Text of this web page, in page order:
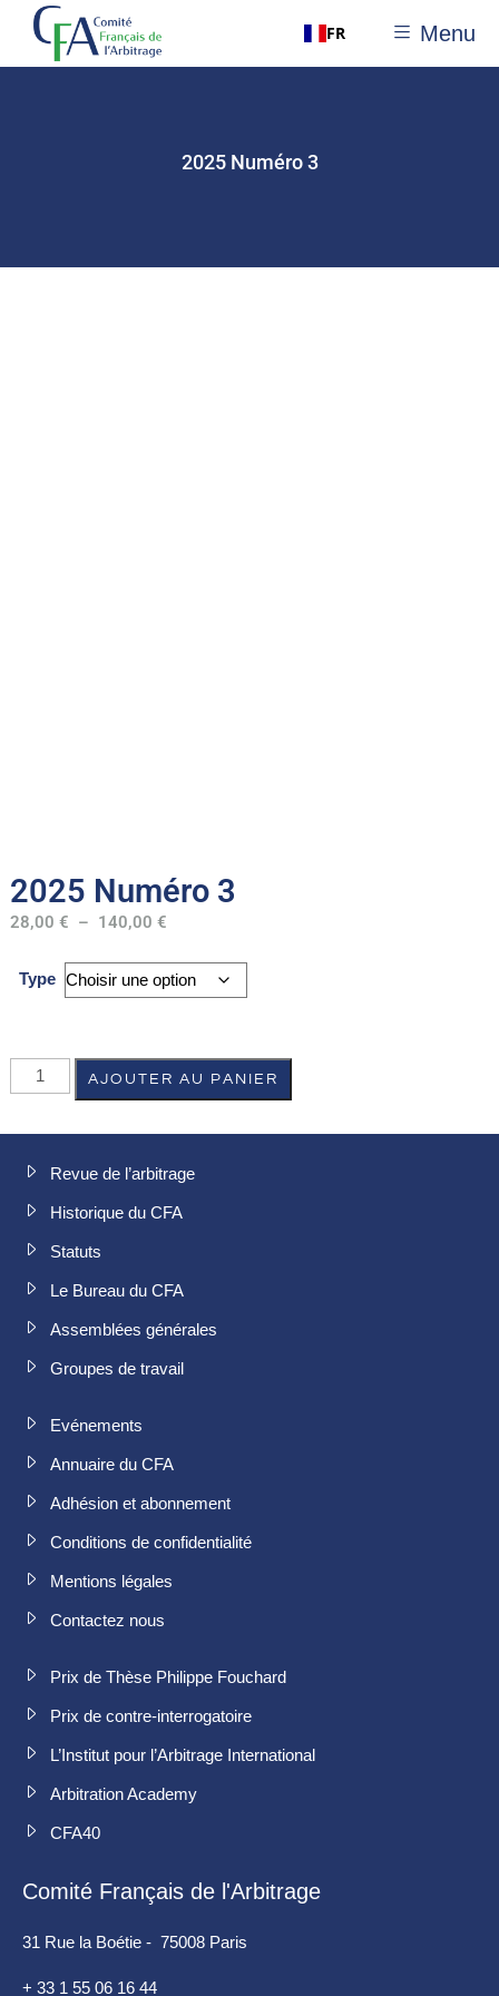
Menu
FR
2025 Numéro 3
2025 Numéro 3
28,00 € – 140,00 €
Type
AJOUTER AU PANIER
Revue de l’arbitrage
Historique du CFA
Statuts
Le Bureau du CFA
Assemblées générales
Groupes de travail
Evénements
Annuaire du CFA
Adhésion et abonnement
Conditions de confidentialité
Mentions légales
Contactez nous
Prix de Thèse Philippe Fouchard
Prix de contre-interrogatoire
L’Institut pour l’Arbitrage International
Arbitration Academy
CFA40
Comité Français de l'Arbitrage
31 Rue la Boétie - 75008 Paris
+ 33 1 55 06 16 44